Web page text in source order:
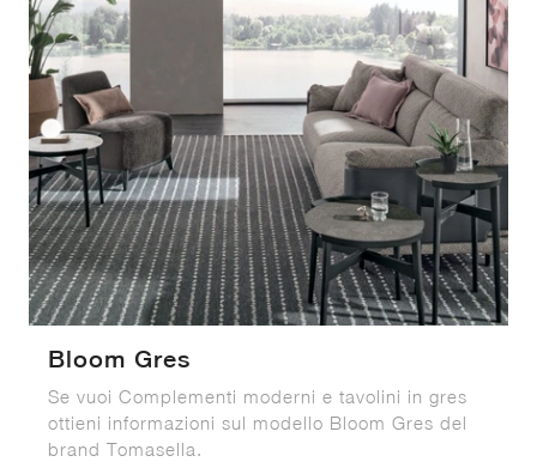
Bloom Gres
Se vuoi Complementi moderni e tavolini in gres
ottieni informazioni sul modello Bloom Gres del
brand Tomasella.